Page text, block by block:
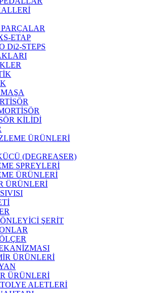
ETAP
Di2-STEPS
KİLİDİ
ÜRÜNLERİ
(DEGREASER)
SPREYLERİ
ÜRÜNLERİ
ÜRÜNLERİ
ŞERİT
ÜRÜNLERİ
ÜRÜNLERİ
ALETLERİ